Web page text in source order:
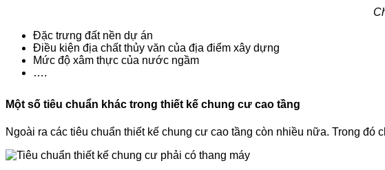
Đặc trưng đất nền dự án
Điều kiện địa chất thủy văn của địa điểm xây dựng
Mức độ xâm thực của nước ngầm
….
Một số tiêu chuẩn khác trong thiết kế chung cư cao tầng
Ngoài ra các tiêu chuẩn thiết kế chung cư cao tầng còn nhiều nữa. Trong đó